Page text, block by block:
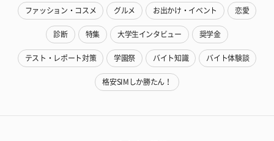
ファッション・コスメ グルメ お出かけ・イベント 恋愛
診断 特集 大学生インタビュー 奨学金
テスト・レポート対策 学園祭 バイト知識 バイト体験談
格安SIMしか勝たん！